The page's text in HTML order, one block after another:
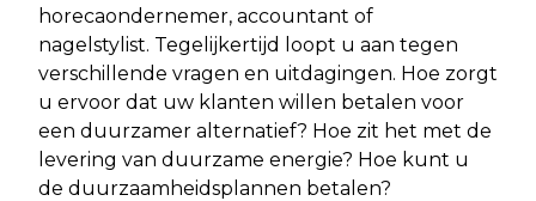
horecaondernemer, accountant of
nagelstylist. Tegelijkertijd loopt u aan tegen
verschillende vragen en uitdagingen. Hoe zorgt
u ervoor dat uw klanten willen betalen voor
een duurzamer alternatief? Hoe zit het met de
levering van duurzame energie? Hoe kunt u
de duurzaamheidsplannen betalen?